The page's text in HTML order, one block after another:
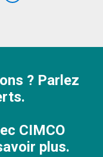
? Parlez
CIMCO
plus.